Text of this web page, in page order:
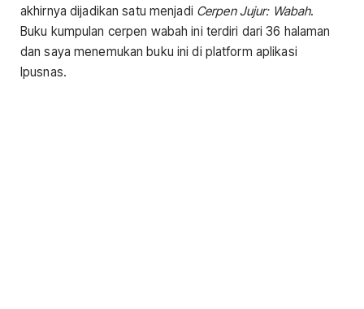
akhirnya dijadikan satu menjadi Cerpen Jujur: Wabah.
Buku kumpulan cerpen wabah ini terdiri dari 36 halaman
dan saya menemukan buku ini di platform aplikasi
Ipusnas.